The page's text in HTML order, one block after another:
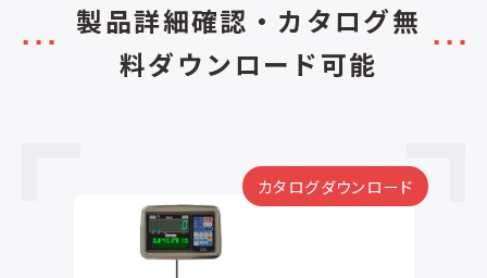
製品詳細確認・カタログ無
料ダウンロード可能
カタログダウンロード